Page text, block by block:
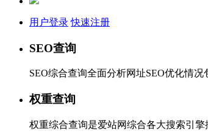
用户登录 快速注册
SEO查询
SEO综合查询全面分析网址SEO优化情
权重查询
权重综合查询是爱站网综合各大搜索引